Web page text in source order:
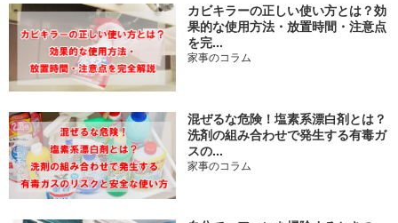
カビキラーの正しい使い方とは？効
果的な使用方法・放置時間・注意点
を完...
家事のコラム
混ぜるな危険！塩素系漂白剤とは？
洗剤の組み合わせで発生する有毒ガ
スの...
家事のコラム